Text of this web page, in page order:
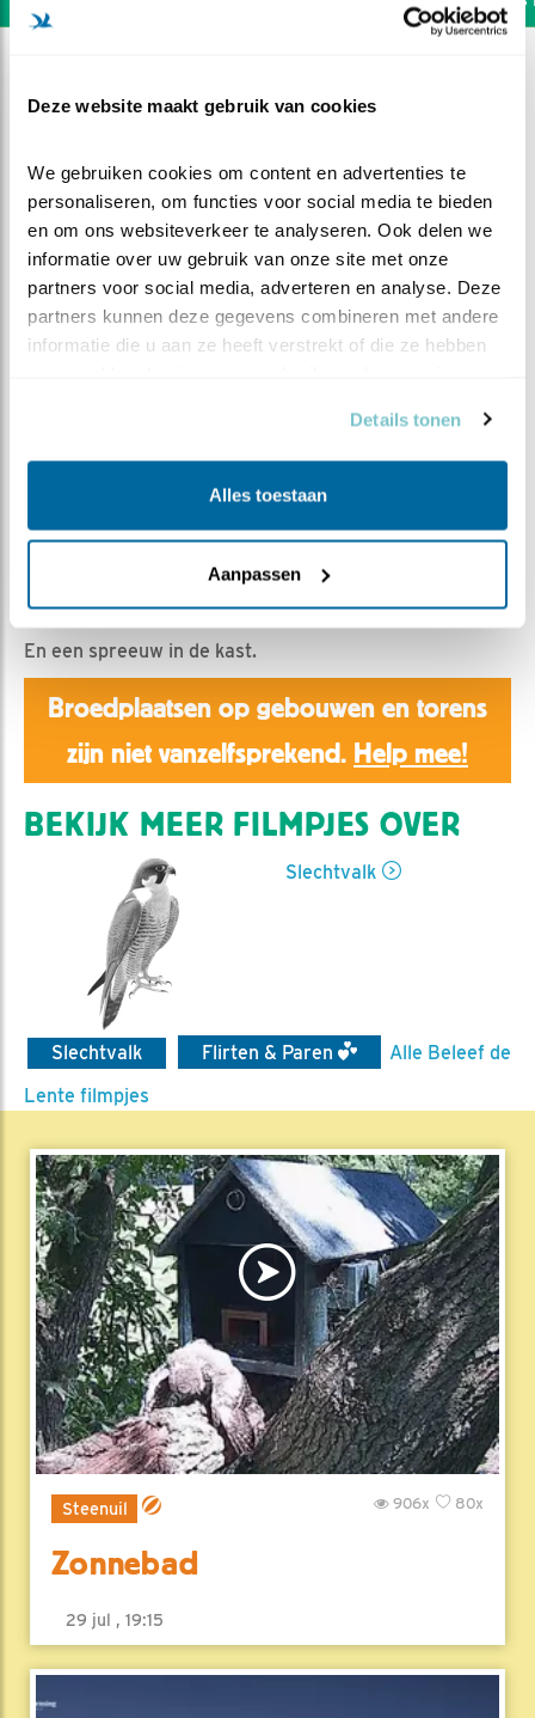
Deze website maakt gebruik van cookies
We gebruiken cookies om content en advertenties te
personaliseren, om functies voor social media te bieden
en om ons websiteverkeer te analyseren. Ook delen we
informatie over uw gebruik van onze site met onze
partners voor social media, adverteren en analyse. Deze
partners kunnen deze gegevens combineren met andere
informatie die u aan ze heeft verstrekt of die ze hebben
Details tonen
Alles toestaan
Aanpassen
Het gaat rustig door
Aaltje | Geplaatst op 3 maart 2019, 21:33 |
Vind ik
Bewaar dit filmpje|
1209x
Alweer een Grote Bonte Specht!
En een spreeuw in de kast.
Broedplaatsen op gebouwen en torens
zijn niet vanzelfsprekend. Help mee!
BEKIJK MEER FILMPJES OVER
Slechtvalk
Slechtvalk Flirten & Paren
Alle Beleef de
Lente filmpjes
Steenuil 80x
906x
Zonnebad
29 jul , 19:15